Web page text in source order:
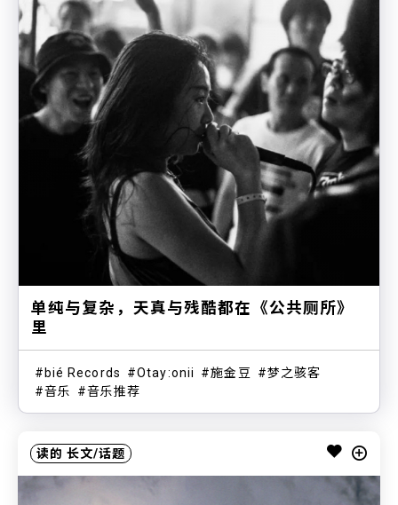
单纯与复杂，天真与残酷都在《公共厕所》
里
bié Records Otay:onii 施金豆
梦之骇客
音乐
音乐推荐
读的 长文/话题